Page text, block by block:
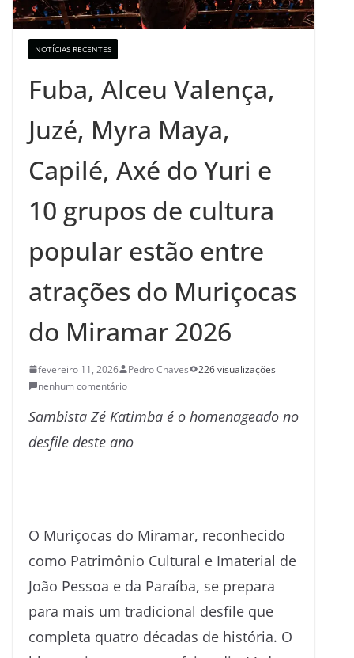
NOTÍCIAS RECENTES
Fuba, Alceu Valença,
Juzé, Myra Maya,
Capilé, Axé do Yuri e
10 grupos de cultura
popular estão entre
atrações do Muriçocas
do Miramar 2026
fevereiro 11, 2026 Pedro Chaves
226 visualizações
nenhum comentário
Sambista Zé Katimba é o homenageado no
desfile deste ano
O Muriçocas do Miramar, reconhecido
como Patrimônio Cultural e Imaterial de
João Pessoa e da Paraíba, se prepara
para mais um tradicional desfile que
completa quatro décadas de história. O